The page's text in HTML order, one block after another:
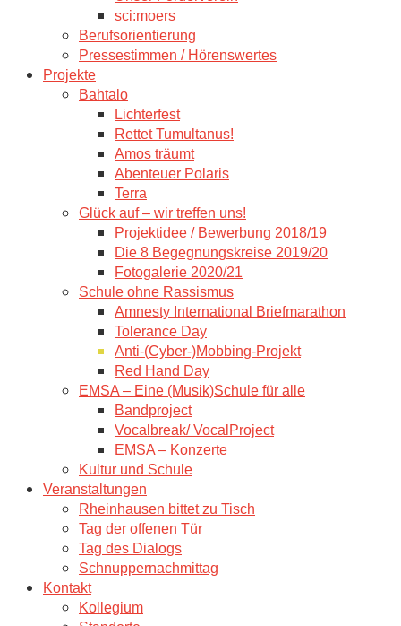
sci:moers
Berufsorientierung
Pressestimmen / Hörenswertes
Projekte
Bahtalo
Lichterfest
Rettet Tumultanus!
Amos träumt
Abenteuer Polaris
Terra
Glück auf – wir treffen uns!
Projektidee / Bewerbung 2018/19
Die 8 Begegnungskreise 2019/20
Fotogalerie 2020/21
Schule ohne Rassismus
Amnesty International Briefmarathon
Tolerance Day
Anti-(Cyber-)Mobbing-Projekt
Red Hand Day
EMSA – Eine (Musik)Schule für alle
Bandproject
Vocalbreak/ VocalProject
EMSA – Konzerte
Kultur und Schule
Veranstaltungen
Rheinhausen bittet zu Tisch
Tag der offenen Tür
Tag des Dialogs
Schnuppernachmittag
Kontakt
Kollegium